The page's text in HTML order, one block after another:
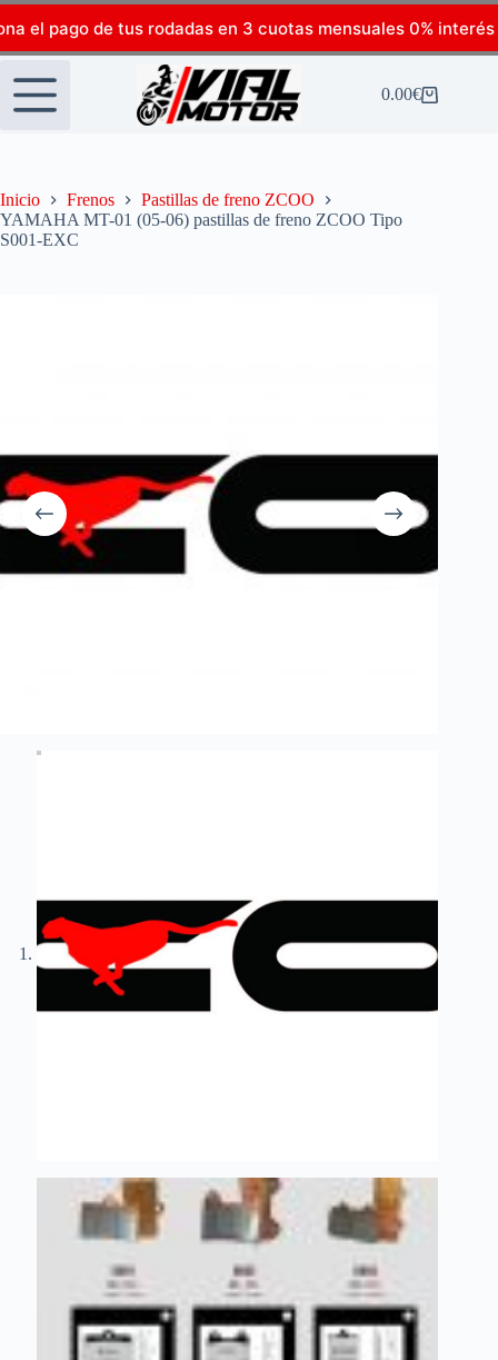
el pago de tus rodadas en 3 cuotas mensuales 0% interés
0.00€
Inicio Frenos
Pastillas de freno ZCOO
YAMAHA MT-01 (05-06) pastillas de freno ZCOO Tipo
S001-EXC